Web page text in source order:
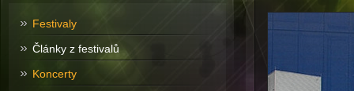
Festivaly
Články z festivalů
Koncerty